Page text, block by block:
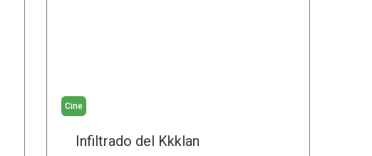
Cine
Infiltrado del Kkklan